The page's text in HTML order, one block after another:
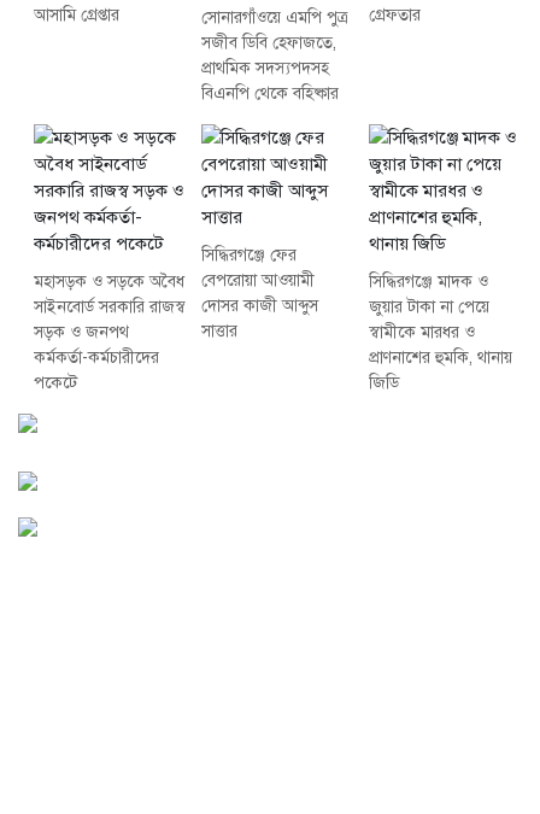
আসামি গ্রেপ্তার
সোনারগাঁওয়ে এমপি পুত্র
সজীব ডিবি হেফাজতে,
প্রাথমিক সদস্যপদসহ
বিএনপি থেকে বহিষ্কার
গ্রেফতার
মহাসড়ক ও সড়কে অবৈধ
সাইনবোর্ড সরকারি রাজস্ব
সড়ক ও জনপথ
কর্মকর্তা-কর্মচারীদের
পকেটে
সিদ্ধিরগঞ্জে ফের
বেপরোয়া আওয়ামী
দোসর কাজী আব্দুস
সাত্তার
সিদ্ধিরগঞ্জে মাদক ও
জুয়ার টাকা না পেয়ে
স্বামীকে মারধর ও
প্রাণনাশের হুমকি, থানায়
জিডি